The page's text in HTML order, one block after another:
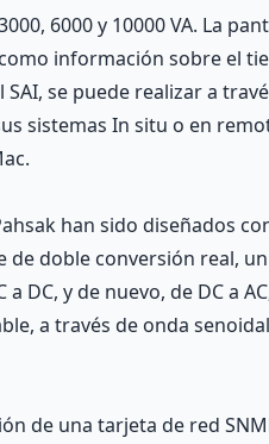
6000 y 10000 VA. La
información sobre el
se puede realizar a
sistemas In situ o en
han sido diseñados
doble conversión real,
DC, y de nuevo, de DC
a través de onda
de una tarjeta de red